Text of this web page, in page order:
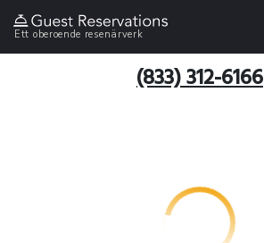
Ett oberoende resenärverk
(833) 312-6166